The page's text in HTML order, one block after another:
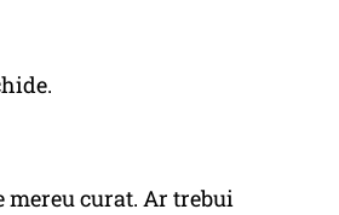
mereu curat. Ar trebui